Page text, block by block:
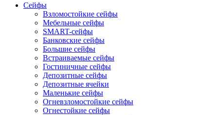
Сейфы
Взломостойкие сейфы
Мебельные сейфы
SMART-сейфы
Банковские сейфы
Большие сейфы
Встраиваемые сейфы
Гостиничные сейфы
Депозитные сейфы
Депозитные ячейки
Маленькие сейфы
Огневзломостойкие сейфы
Огнестойкие сейфы